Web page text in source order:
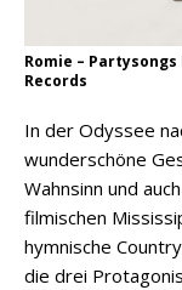
Romie –
Records
In der Odyssee
wunderschöne
Wahnsinn und
filmischen
hymnische
die drei